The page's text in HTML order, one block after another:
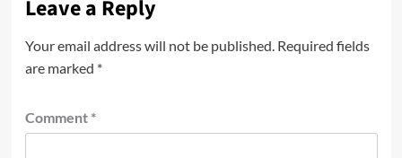
Leave a Reply
Your email address will not be published. Required fields
are marked *
Comment *